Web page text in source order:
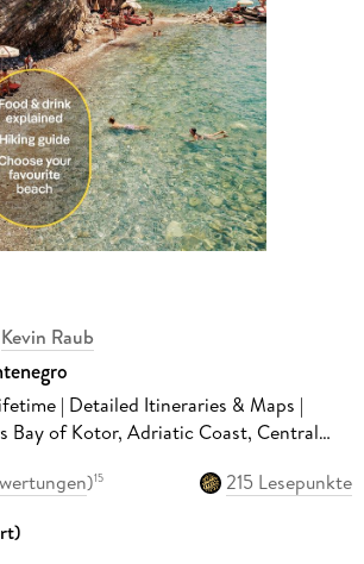
Kevin Raub
| Detailed Itineraries & Maps |
Bay of Kotor, Adriatic Coast, Central
)15
215 Lesepunkte